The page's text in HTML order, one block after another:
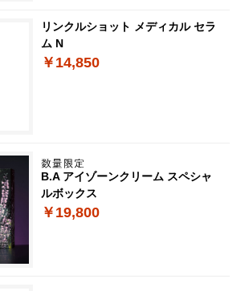
リンクルショット メディカル セラ
ム N
￥14,850
B.A アイゾーンクリーム スペシャ
ルボックス
￥19,800